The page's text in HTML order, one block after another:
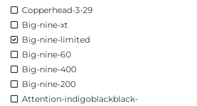
Copperhead-3-29
Big-nine-xt
Big-nine-limited
Big-nine-60
Big-nine-400
Big-nine-200
Attention-indigoblackblack-